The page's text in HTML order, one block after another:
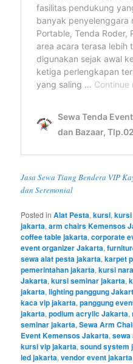
Jasa Sewa Tiang Bendera VIP
dan Seremonial
Posted in Alat Pesta,kursi,
jakarta,arm chairs Kemensos
coffee table jakarta,corporate
event organizer Jakarta,
sewa alat pesta jakarta,karpet
pemerintahan jakarta,kursi
Jakarta,kursi seminar jakarta,
jakarta,lighting panggung
kaca vip jakarta,panggung
jakarta,podium acrylic Jakarta,
seminar jakarta,Sewa Arm
Event Kemensos Jakarta,sewa
kursi vip jakarta,sound system
led jakarta,vendor event jakarta